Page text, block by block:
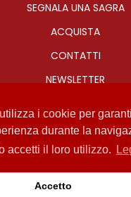
i cookie per
durante la
accetti il loro utilizzo.
Accetto
SEGNALA UNA SAGRA
ACQUISTA
CONTATTI
NEWSLETTER
Sagre in Romagna
Privacy Policy